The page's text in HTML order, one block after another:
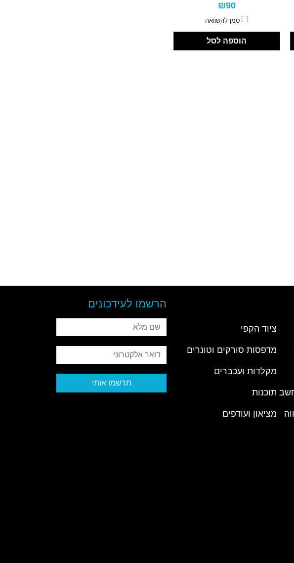
₪90
סמן להשוואה
הוספה לסל
ציוד הקפי
מדפסות סורקים וטונרים
מקלדות ועכברים
תוכנות
מציאון ועודפים
הרשמו לעידכונים
שם מלא
דואר אלקטרוני
תרשמו אותי